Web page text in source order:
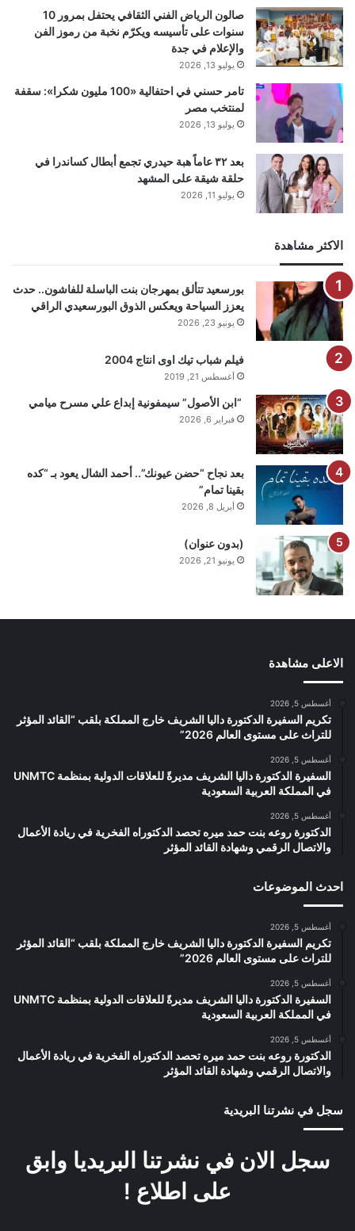
صالون الرياض الفني الثقافي يحتفل بمرور 10
سنوات على تأسيسه ويكرّم نخبة من رموز الفن
والإعلام في جدة
يوليو 13, 2026
تامر حسني في احتفالية «100 مليون شكرا»: سقفة
لمنتخب مصر
يوليو 13, 2026
بعد ٣٢ عاماً هبة حيدري تجمع أبطال كساندرا في
حلقة شيقة على المشهد
يوليو 11, 2026
الاكثر مشاهدة
بورسعيد تتألق بمهرجان بنت الباسلة للفاشون.. حدث
يعزز السياحة ويعكس الذوق البورسعيدي الراقي
يونيو 23, 2026
فيلم شباب تيك اوى انتاج 2004
أغسطس 21, 2019
“ابن الأصول” سيمفونية إبداع علي مسرح ميامي
فبراير 6, 2026
بعد نجاح “حضن عيونك”.. أحمد الشال يعود بـ “كده
بقينا تمام”
أبريل 8, 2026
(بدون عنوان)
يونيو 21, 2026
الاعلى مشاهدة
أغسطس 5, 2026
تكريم السفيرة الدكتورة داليا الشريف خارج المملكة بلقب “القائد المؤثر
للتراث على مستوى العالم 2026”
أغسطس 5, 2026
السفيرة الدكتورة داليا الشريف مديرةً للعلاقات الدولية بمنظمة UNMTC
في المملكة العربية السعودية
أغسطس 5, 2026
الدكتورة روعه بنت حمد ميره تحصد الدكتوراه الفخرية في ريادة الأعمال
والاتصال الرقمي وشهادة القائد المؤثر
احدث الموضوعات
أغسطس 5, 2026
تكريم السفيرة الدكتورة داليا الشريف خارج المملكة بلقب “القائد المؤثر
للتراث على مستوى العالم 2026”
أغسطس 5, 2026
السفيرة الدكتورة داليا الشريف مديرةً للعلاقات الدولية بمنظمة UNMTC
في المملكة العربية السعودية
أغسطس 5, 2026
الدكتورة روعه بنت حمد ميره تحصد الدكتوراه الفخرية في ريادة الأعمال
والاتصال الرقمي وشهادة القائد المؤثر
سجل في نشرتنا البريدية
سجل الان في نشرتنا البريديا وابق
على اطلاع !